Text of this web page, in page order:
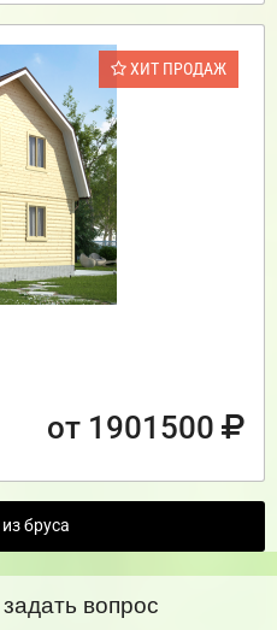
ХИТ ПРОДАЖ
от 1901500
бруса
вопрос